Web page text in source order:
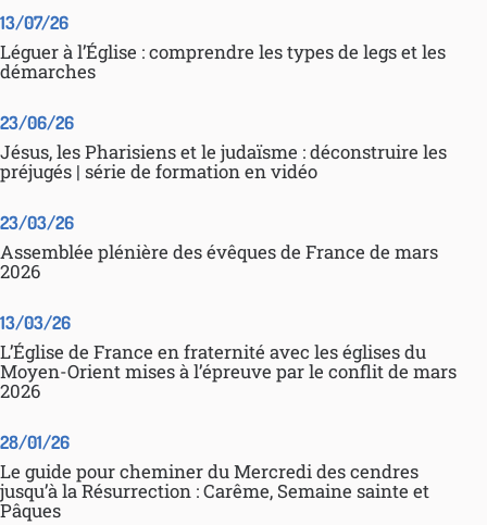
13/07/26
Léguer à l’Église : comprendre les types de legs et les
démarches
23/06/26
Jésus, les Pharisiens et le judaïsme : déconstruire les
préjugés | série de formation en vidéo
23/03/26
Assemblée plénière des évêques de France de mars
2026
13/03/26
L’Église de France en fraternité avec les églises du
Moyen-Orient mises à l’épreuve par le conflit de mars
2026
28/01/26
Le guide pour cheminer du Mercredi des cendres
jusqu’à la Résurrection : Carême, Semaine sainte et
Pâques